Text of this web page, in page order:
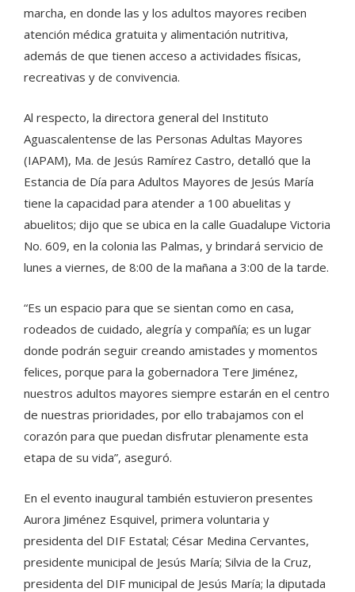
marcha, en donde las y los adultos mayores reciben
atención médica gratuita y alimentación nutritiva,
además de que tienen acceso a actividades físicas,
recreativas y de convivencia.
Al respecto, la directora general del Instituto
Aguascalentense de las Personas Adultas Mayores
(IAPAM), Ma. de Jesús Ramírez Castro, detalló que la
Estancia de Día para Adultos Mayores de Jesús María
tiene la capacidad para atender a 100 abuelitas y
abuelitos; dijo que se ubica en la calle Guadalupe Victoria
No. 609, en la colonia las Palmas, y brindará servicio de
lunes a viernes, de 8:00 de la mañana a 3:00 de la tarde.
“Es un espacio para que se sientan como en casa,
rodeados de cuidado, alegría y compañía; es un lugar
donde podrán seguir creando amistades y momentos
felices, porque para la gobernadora Tere Jiménez,
nuestros adultos mayores siempre estarán en el centro
de nuestras prioridades, por ello trabajamos con el
corazón para que puedan disfrutar plenamente esta
etapa de su vida”, aseguró.
En el evento inaugural también estuvieron presentes
Aurora Jiménez Esquivel, primera voluntaria y
presidenta del DIF Estatal; César Medina Cervantes,
presidente municipal de Jesús María; Silvia de la Cruz,
presidenta del DIF municipal de Jesús María; la diputada